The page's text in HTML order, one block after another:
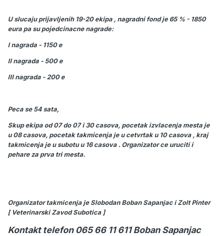
U slucaju prijavljenih 19-20 ekipa , nagradni fond je 65 % - 1850
eura pa su pojedcinacne nagrade:
I nagrada - 1150 e
II nagrada - 500 e
III nagrada - 200 e
Peca se 54 sata,
Skup ekipa od 07 do 07 i 30 casova, pocetak izvlacenja mesta je
u 08 casova, pocetak takmicenja je u cetvrtak u 10 casova , kraj
takmicenja je u subotu u 16 casova . Organizator ce uruciti i
pehare za prva tri mesta.
Organizator takmicenja je Slobodan Boban Sapanjac i Zolt Pinter
[ Veterinarski Zavod Subotica ]
Kontakt telefon 065 66 11 611 Boban Sapanjac